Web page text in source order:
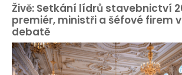
Živě: Setkání lídrů stavebnictví
premiér, ministři a šéfové firem
debatě